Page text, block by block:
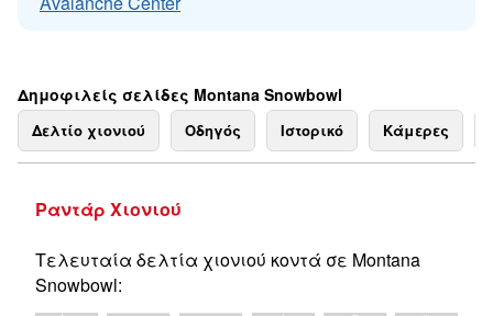
Δημοφιλείς σελίδες Montana Snowbowl
Δελτίο χιονιού Οδηγός Ιστορικό Κάμερες
Ραντάρ Χιονιού
Τελευταία δελτία χιονιού κοντά σε Montana
Snowbowl: